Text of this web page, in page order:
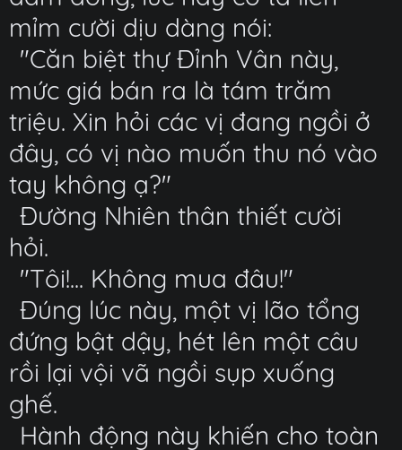
mỉm cười dịu dàng nói:
"Căn biệt thự Đỉnh Vân này,
mức giá bán ra là tám trăm
triệu. Xin hỏi các vị đang ngồi ở
đây, có vị nào muốn thu nó vào
tay không ạ?"
Đường Nhiên thân thiết cười
hỏi.
"Tôi!... Không mua đâu!"
Đúng lúc này, một vị lão tổng
đứng bật dậy, hét lên một câu
rồi lại vội vã ngồi sụp xuống
ghế.
Hành động này khiến cho toàn